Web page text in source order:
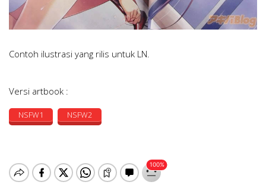
Contoh ilustrasi yang rilis untuk LN.
Versi artbook :
NSFW1 NSFW2